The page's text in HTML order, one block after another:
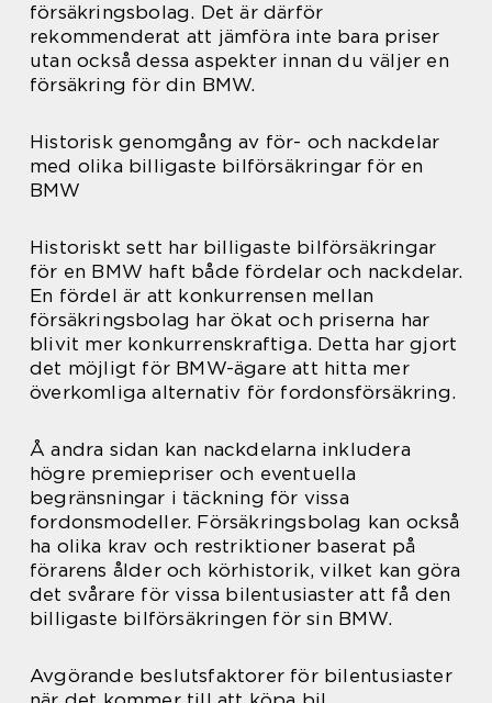
försäkringsbolag. Det är därför
rekommenderat att jämföra inte bara priser
utan också dessa aspekter innan du väljer en
försäkring för din BMW.
Historisk genomgång av för- och nackdelar
med olika billigaste bilförsäkringar för en
BMW
Historiskt sett har billigaste bilförsäkringar
för en BMW haft både fördelar och nackdelar.
En fördel är att konkurrensen mellan
försäkringsbolag har ökat och priserna har
blivit mer konkurrenskraftiga. Detta har gjort
det möjligt för BMW-ägare att hitta mer
överkomliga alternativ för fordonsförsäkring.
Å andra sidan kan nackdelarna inkludera
högre premiepriser och eventuella
begränsningar i täckning för vissa
fordonsmodeller. Försäkringsbolag kan också
ha olika krav och restriktioner baserat på
förarens ålder och körhistorik, vilket kan göra
det svårare för vissa bilentusiaster att få den
billigaste bilförsäkringen för sin BMW.
Avgörande beslutsfaktorer för bilentusiaster